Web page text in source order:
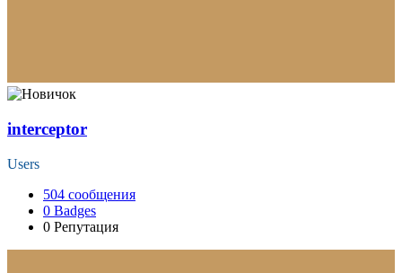
interceptor
Users
504 сообщения
0 Badges
0 Репутация